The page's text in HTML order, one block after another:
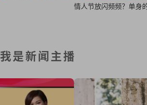
情人节放闪频频？单
我是新闻主播